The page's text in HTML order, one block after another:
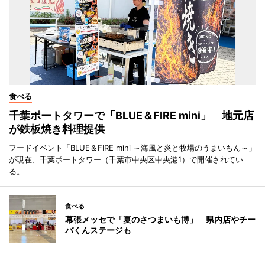
食べる
千葉ポートタワーで「BLUE＆FIRE mini」 地元店
が鉄板焼き料理提供
フードイベント「BLUE＆FIRE mini ～海風と炎と牧場のうまいもん～」
が現在、千葉ポートタワー（千葉市中央区中央港1）で開催されてい
る。
食べる
幕張メッセで「夏のさつまいも博」 県内店やチー
バくんステージも